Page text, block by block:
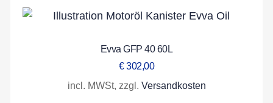
Evva GFP 40 60L
€302,00
incl. MWSt, zzgl. Versandkosten